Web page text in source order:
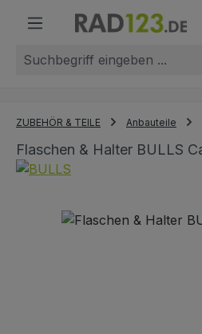
Zum Hauptinhalt springen
ZUBEHÖR & TEILE Anbauteile
Flaschen & Halter BULLS
Bildergalerie überspringen